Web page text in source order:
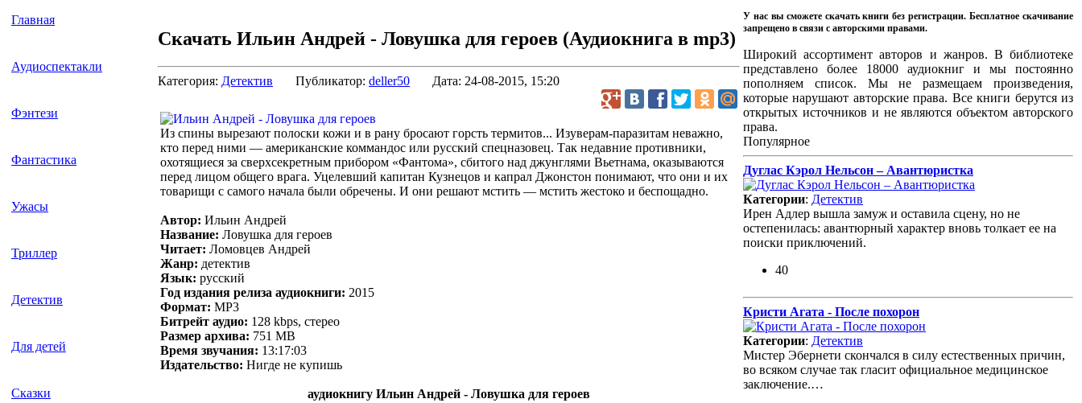
Главная
Аудиоспектакли
Фэнтези
Фантастика
Ужасы
Триллер
Детектив
Для детей
Сказки
Скачать Ильин Андрей - Ловушка для героев (Аудиокнига в mp3)
Категория: Детектив Публикатор: deller50 Дата: 24-08-2015, 15:20
Из спины вырезают полоски кожи и в рану бросают горсть термитов... Изуверам-паразитам неважно,
кто перед ними — американские коммандос или русский спецназовец. Так недавние противники,
охотящиеся за сверхсекретным прибором «Фантома», сбитого над джунглями Вьетнама, оказываются
перед лицом общего врага. Уцелевший капитан Кузнецов и капрал Джонстон понимают, что они и их
товарищи с самого начала были обречены. И они решают мстить — мстить жестоко и беспощадно.
Автор: Ильин Андрей
Название: Ловушка для героев
Читает: Ломовцев Андрей
Жанр: детектив
Язык: русский
Год издания релиза аудиокниги: 2015
Формат: MP3
Битрейт аудио: 128 kbps, стерео
Размер архива: 751 MB
Время звучания: 13:17:03
Издательство: Нигде не купишь
аудиокнигу Ильин Андрей - Ловушка для героев
У нас вы сможете скачать книги без регистрации. Бесплатное скачивание
запрещено в связи с авторскими правами.
Широкий ассортимент авторов и жанров. В библиотеке
представлено более 18000 аудиокниг и мы постоянно
пополняем список. Мы не размещаем произведения,
которые нарушают авторские права. Все книги берутся из
открытых источников и не являются объектом авторского
права.
Популярное
Дуглас Кэрол Нельсон – Авантюристка
Категории: Детектив
Ирен Адлер вышла замуж и оставила сцену, но не
остепенилась: авантюрный характер вновь толкает ее на
поиски приключений.
40
Кристи Агата - После похорон
Категории: Детектив
Мистер Эбернети скончался в силу естественных причин,
во всяком случае так гласит официальное медицинское
заключение.…